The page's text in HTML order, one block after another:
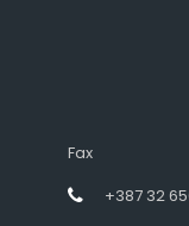
Fax
+387 32